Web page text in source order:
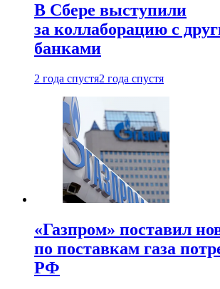
В Сбере выступили
за коллаборацию с
банками
2 года спустя2 года спустя
«Газпром» поставил
по поставкам газа
РФ